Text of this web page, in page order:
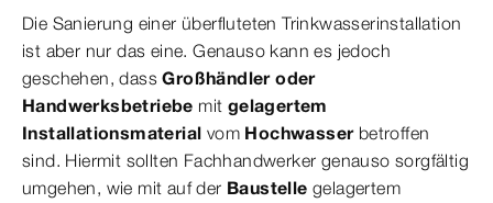
Die Sanierung einer überfluteten Trinkwasserinstallation
ist aber nur das eine. Genauso kann es jedoch
geschehen, dassGroßhändler oder
Handwerksbetriebe mit gelagertem
Installationsmaterial vom Hochwasser betroffen
sind. Hiermit sollten Fachhandwerker genauso sorgfältig
umgehen, wie mit auf der Baustelle gelagertem